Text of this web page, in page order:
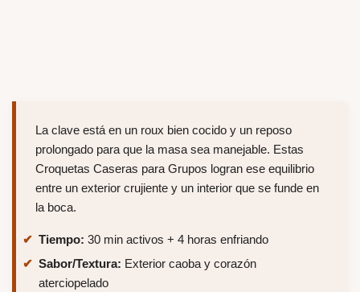
La clave está en un roux bien cocido y un reposo
prolongado para que la masa sea manejable. Estas
Croquetas Caseras para Grupos logran ese equilibrio
entre un exterior crujiente y un interior que se funde en
la boca.
Tiempo: 30 min activos + 4 horas enfriando
Sabor/Textura: Exterior caoba y corazón
aterciopelado